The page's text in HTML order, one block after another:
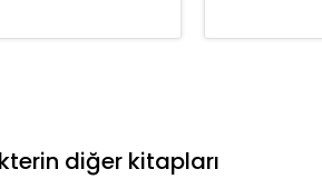
diğer kitapları